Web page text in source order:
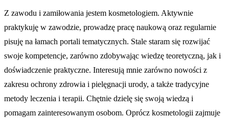
Z zawodu i zamiłowania jestem kosmetologiem. Aktywnie
praktykuję w zawodzie, prowadzę pracę naukową oraz regularnie
pisuję na łamach portali tematycznych. Stale staram się rozwijać
swoje kompetencje, zarówno zdobywając wiedzę teoretyczną, jak i
doświadczenie praktyczne. Interesują mnie zarówno nowości z
zakresu ochrony zdrowia i pielęgnacji urody, a także tradycyjne
metody leczenia i terapii. Chętnie dzielę się swoją wiedzą i
pomagam zainteresowanym osobom. Oprócz kosmetologii zajmuje